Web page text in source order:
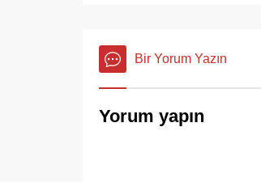
Bir Yorum Yazın
Yorum yapın